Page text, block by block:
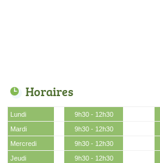
Horaires
Lundi 9h30 - 12h30
Mardi
9h30 - 12h30
Mercredi
9h30 - 12h30
Jeudi
9h30 - 12h30